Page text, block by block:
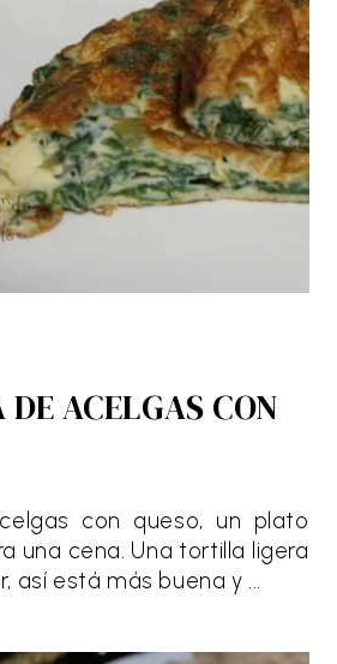
ACELGAS CON
con queso, un plato
una cena. Una tortilla ligera
así está más buena y ...